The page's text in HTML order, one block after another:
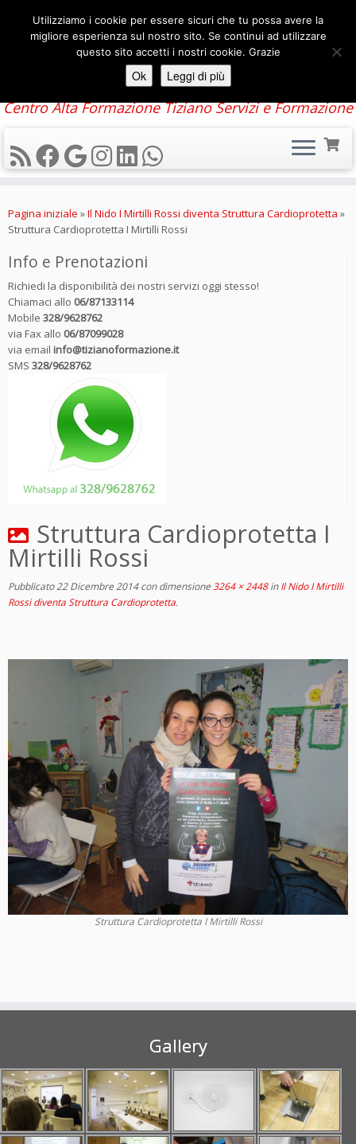
contenuto
Centro Alta Formazione Tiziano Servizi e Formazione
Pagina iniziale »Il Nido I Mirtilli Rossi diventa Struttura Cardioprotetta »
Struttura Cardioprotetta I Mirtilli Rossi
Info e Prenotazioni
Richiedi la disponibilità dei nostri servizi oggi stesso!
Chiamaci allo 06/87133114
Mobile 328/9628762
via Fax allo 06/87099028
via email info@tizianoformazione.it
SMS 328/9628762
Struttura Cardioprotetta I
Mirtilli Rossi
Pubblicato22 Dicembre 2014con dimensione3264 × 2448inIl Nido I Mirtilli
Rossi diventa Struttura Cardioprotetta.
Struttura Cardioprotetta I Mirtilli Rossi
Gallery
Utilizziamo i cookie per essere sicuri che tu possa avere la
migliore esperienza sul nostro sito. Se continui ad utilizzare
questo sito accetti i nostri cookie. Grazie
Ok Leggi di più